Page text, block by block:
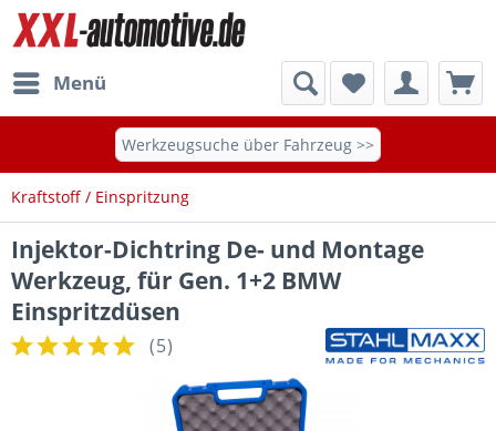
Menü
Werkzeugsuche über Fahrzeug >>
Kraftstoff / Einspritzung
Injektor-Dichtring De- und Montage
Werkzeug, für Gen. 1+2 BMW
Einspritzdüsen
(5)